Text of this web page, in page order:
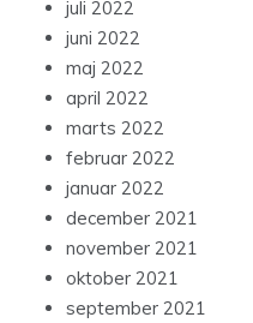
juli 2022
juni 2022
maj 2022
april 2022
marts 2022
februar 2022
januar 2022
december 2021
november 2021
oktober 2021
september 2021